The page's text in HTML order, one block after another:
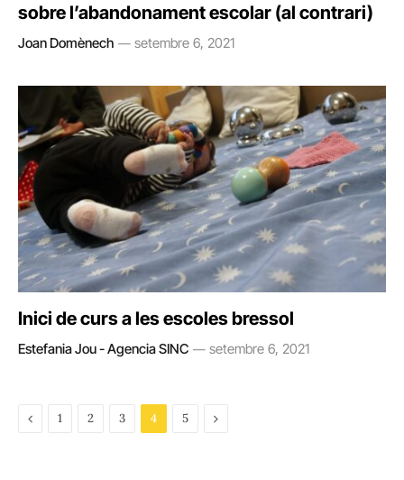
sobre l’abandonament escolar (al contrari)
Joan Domènech setembre 6, 2021
Inici de curs a les escoles bressol
Estefania Jou - Agencia SINC setembre 6, 2021
Previous
1 2 3 4 5 Next